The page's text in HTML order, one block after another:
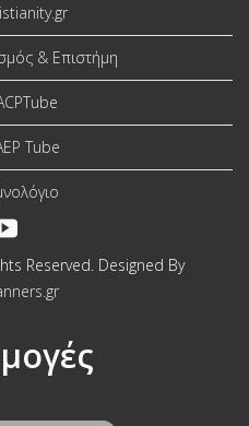
& Επιστήμη
Tube
Reserved. Designed By